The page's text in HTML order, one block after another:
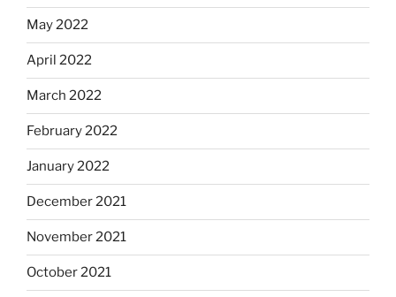
May 2022
April 2022
March 2022
February 2022
January 2022
December 2021
November 2021
October 2021